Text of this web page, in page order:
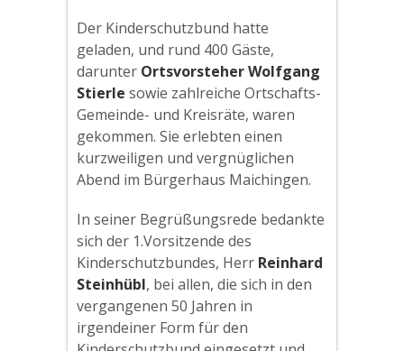
Der Kinderschutzbund hatte
geladen, und rund 400 Gäste,
darunter Ortsvorsteher Wolfgang
Stierle sowie zahlreiche Ortschafts-
Gemeinde- und Kreisräte, waren
gekommen. Sie erlebten einen
kurzweiligen und vergnüglichen
Abend im Bürgerhaus Maichingen.
In seiner Begrüßungsrede bedankte
sich der 1.Vorsitzende des
Kinderschutzbundes, Herr Reinhard
Steinhübl, bei allen, die sich in den
vergangenen 50 Jahren in
irgendeiner Form für den